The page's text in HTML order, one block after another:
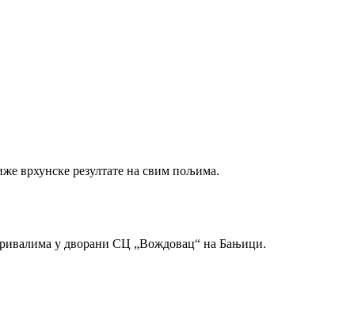
врхунске резултате на свим пољима.
у дворани СЦ „Вождовац“ на Бањици.